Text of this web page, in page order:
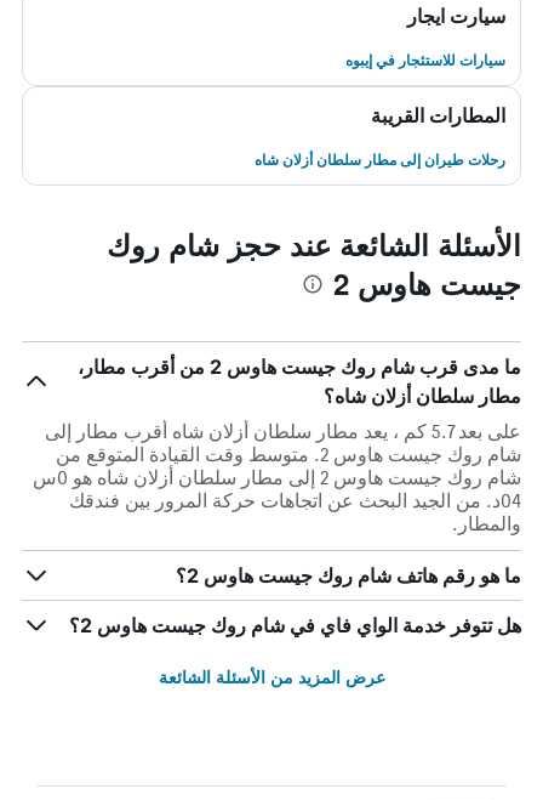
سيارت ايجار
سيارات للاستئجار في إيبوه
المطارات القريبة
رحلات طيران إلى مطار سلطان أزلان شاه
الأسئلة الشائعة عند حجز شام روك
جيست هاوس 2
ما مدى قرب شام روك جيست هاوس 2 من أقرب مطار،
مطار سلطان أزلان شاه؟
على بعد 5.7 كم ، يعد مطار سلطان أزلان شاه أقرب مطار إلى
شام روك جيست هاوس 2. متوسط وقت القيادة المتوقع من
شام روك جيست هاوس 2 إلى مطار سلطان أزلان شاه هو 0س
04د. من الجيد البحث عن اتجاهات حركة المرور بين فندقك
والمطار.
ما هو رقم هاتف شام روك جيست هاوس 2؟
هل تتوفر خدمة الواي فاي في شام روك جيست هاوس 2؟
عرض المزيد من الأسئلة الشائعة